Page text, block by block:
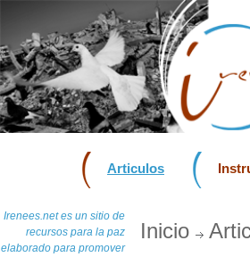
Articulos
Irenees.net es un sitio de
recursos para la paz
elaborado para promover
Inicio